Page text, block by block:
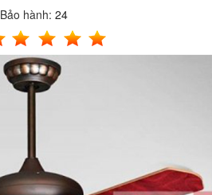
Bảo hành: 24